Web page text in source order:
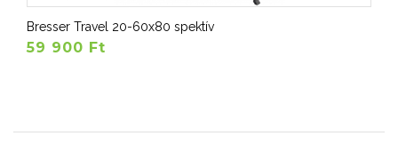
Bresser Travel 20-60x80 spektív
59 900 Ft